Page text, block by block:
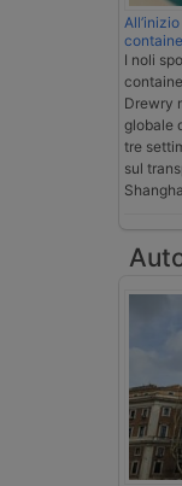
I noli
Drewry
globale
tre
sul